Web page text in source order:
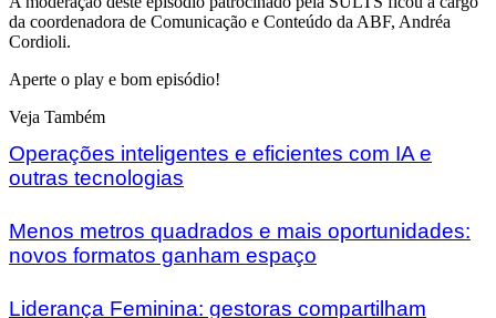
da coordenadora de Comunicação e Conteúdo da ABF, Andréa
Cordioli.
Aperte o play e bom episódio!
Veja Também
Operações inteligentes e eficientes com IA e
outras tecnologias
Menos metros quadrados e mais oportunidades:
novos formatos ganham espaço
Liderança Feminina: gestoras compartilham